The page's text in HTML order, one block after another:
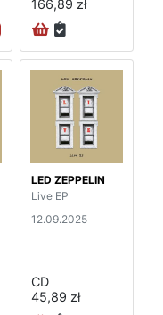
166,89 zł
LED ZEPPELIN
Live EP
12.09.2025
CD
45,89 zł